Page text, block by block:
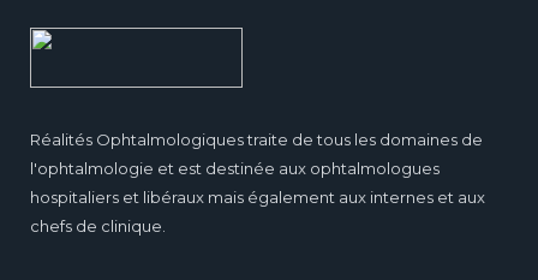
Réalités Ophtalmologiques traite de tous les domaines de
l'ophtalmologie et est destinée aux ophtalmologues
hospitaliers et libéraux mais également aux internes et aux
chefs de clinique.